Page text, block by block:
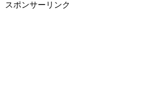
スポンサーリンク